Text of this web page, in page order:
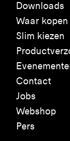
Downloads
Waar kopen
Slim kiezen
Contact
Jobs
Webshop
Pers